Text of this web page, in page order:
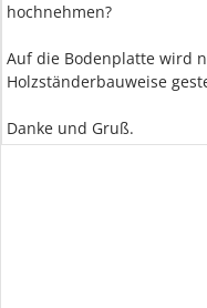
hochnehmen?
Auf die Bodenplatte wird
Holzständerbauweise
Danke und Gruß.